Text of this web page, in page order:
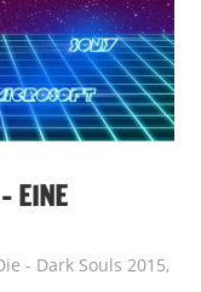
EINE
- Dark Souls 2015,